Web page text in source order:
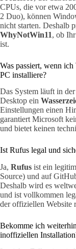
CPUs, die vor etwa
2 Duo), können
nicht starten. Deshalb
WhyNotWin11, ob
ist.
Was passiert, wenn
PC installiere?
Das System läuft in
Desktop ein
Einstellungen einen
garantiert Microsoft
und bietet keinen
Ist Rufus legal und
Ja, Rufus ist ein
Source) und auf
Deshalb wird es
und ist vollkommen
der offiziellen Website
Bekomme ich
inoffiziellen